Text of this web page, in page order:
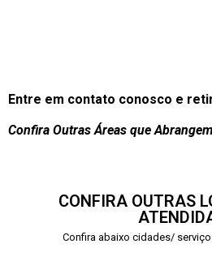
Entre em contato conosco e
Confira Outras Áreas que
CONFIRA OUTRAS
Confira abaixo cidades/